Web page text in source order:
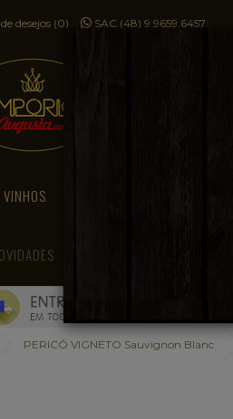
desejos (0) SAC (48) 9 9659.6457
VINHOS
PERICÓ VIGNETO Sauvignon Blanc